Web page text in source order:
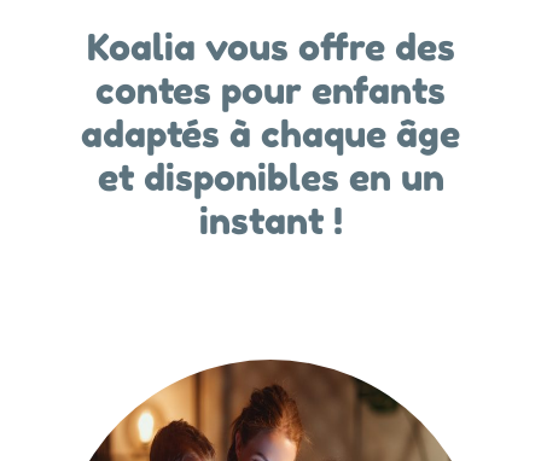
Koalia vous offre des
contes pour enfants
adaptés à chaque âge
et disponibles en un
instant !